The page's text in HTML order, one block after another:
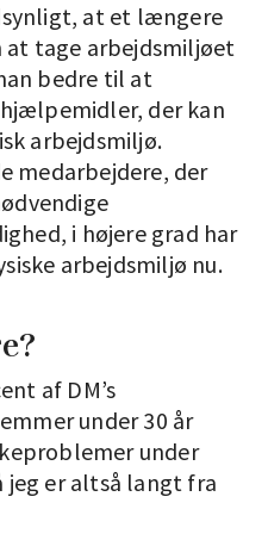
at et længere
tage arbejdsmiljøet
bedre til at
der kan
arbejdsmiljø.
medarbejdere, der
i højere grad har
arbejdsmiljø nu.
af DM’s
under 30 år
under
jeg er altså langt fra